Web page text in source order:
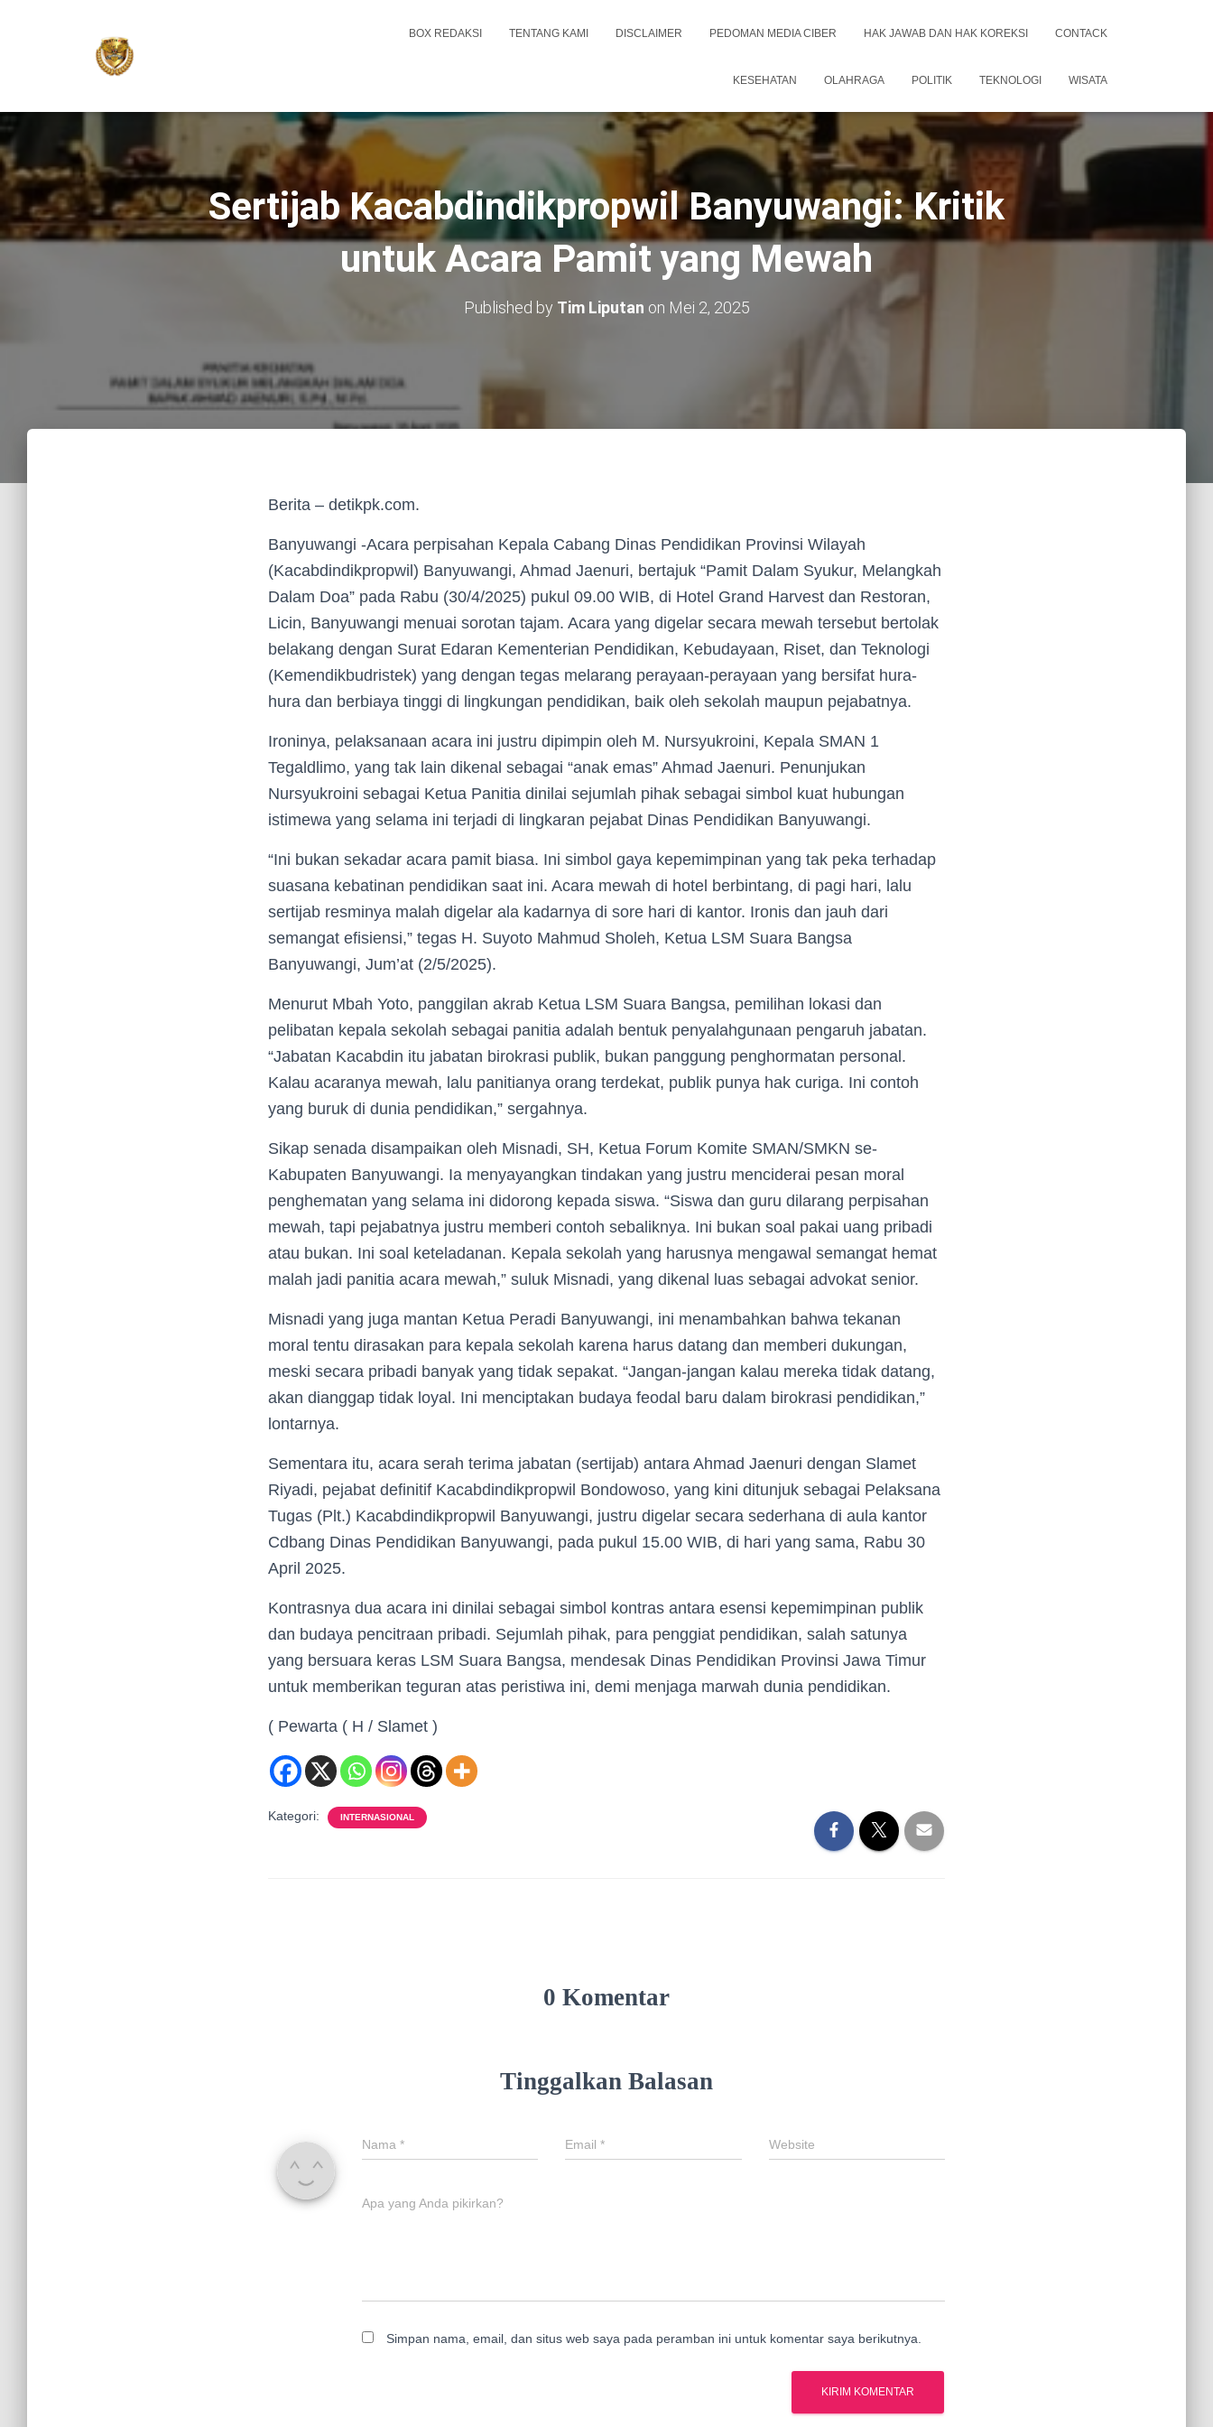
BOX REDAKSI TENTANG KAMI DISCLAIMER PEDOMAN MEDIA CIBER HAK JAWAB DAN HAK KOREKSI CONTACK
KESEHATAN OLAHRAGA POLITIK TEKNOLOGI WISATA
Sertijab Kacabdindikpropwil Banyuwangi: Kritik
untuk Acara Pamit yang Mewah
Published by Tim Liputan on Mei 2, 2025
Berita – detikpk.com.
Banyuwangi -Acara perpisahan Kepala Cabang Dinas Pendidikan Provinsi Wilayah
(Kacabdindikpropwil) Banyuwangi, Ahmad Jaenuri, bertajuk “Pamit Dalam Syukur, Melangkah
Dalam Doa” pada Rabu (30/4/2025) pukul 09.00 WIB, di Hotel Grand Harvest dan Restoran,
Licin, Banyuwangi menuai sorotan tajam. Acara yang digelar secara mewah tersebut bertolak
belakang dengan Surat Edaran Kementerian Pendidikan, Kebudayaan, Riset, dan Teknologi
(Kemendikbudristek) yang dengan tegas melarang perayaan-perayaan yang bersifat hura-
hura dan berbiaya tinggi di lingkungan pendidikan, baik oleh sekolah maupun pejabatnya.
Ironinya, pelaksanaan acara ini justru dipimpin oleh M. Nursyukroini, Kepala SMAN 1
Tegaldlimo, yang tak lain dikenal sebagai “anak emas” Ahmad Jaenuri. Penunjukan
Nursyukroini sebagai Ketua Panitia dinilai sejumlah pihak sebagai simbol kuat hubungan
istimewa yang selama ini terjadi di lingkaran pejabat Dinas Pendidikan Banyuwangi.
“Ini bukan sekadar acara pamit biasa. Ini simbol gaya kepemimpinan yang tak peka terhadap
suasana kebatinan pendidikan saat ini. Acara mewah di hotel berbintang, di pagi hari, lalu
sertijab resminya malah digelar ala kadarnya di sore hari di kantor. Ironis dan jauh dari
semangat efisiensi,” tegas H. Suyoto Mahmud Sholeh, Ketua LSM Suara Bangsa
Banyuwangi, Jum’at (2/5/2025).
Menurut Mbah Yoto, panggilan akrab Ketua LSM Suara Bangsa, pemilihan lokasi dan
pelibatan kepala sekolah sebagai panitia adalah bentuk penyalahgunaan pengaruh jabatan.
“Jabatan Kacabdin itu jabatan birokrasi publik, bukan panggung penghormatan personal.
Kalau acaranya mewah, lalu panitianya orang terdekat, publik punya hak curiga. Ini contoh
yang buruk di dunia pendidikan,” sergahnya.
Sikap senada disampaikan oleh Misnadi, SH, Ketua Forum Komite SMAN/SMKN se-
Kabupaten Banyuwangi. Ia menyayangkan tindakan yang justru menciderai pesan moral
penghematan yang selama ini didorong kepada siswa. “Siswa dan guru dilarang perpisahan
mewah, tapi pejabatnya justru memberi contoh sebaliknya. Ini bukan soal pakai uang pribadi
atau bukan. Ini soal keteladanan. Kepala sekolah yang harusnya mengawal semangat hemat
malah jadi panitia acara mewah,” suluk Misnadi, yang dikenal luas sebagai advokat senior.
Misnadi yang juga mantan Ketua Peradi Banyuwangi, ini menambahkan bahwa tekanan
moral tentu dirasakan para kepala sekolah karena harus datang dan memberi dukungan,
meski secara pribadi banyak yang tidak sepakat. “Jangan-jangan kalau mereka tidak datang,
akan dianggap tidak loyal. Ini menciptakan budaya feodal baru dalam birokrasi pendidikan,”
lontarnya.
Sementara itu, acara serah terima jabatan (sertijab) antara Ahmad Jaenuri dengan Slamet
Riyadi, pejabat definitif Kacabdindikpropwil Bondowoso, yang kini ditunjuk sebagai Pelaksana
Tugas (Plt.) Kacabdindikpropwil Banyuwangi, justru digelar secara sederhana di aula kantor
Cdbang Dinas Pendidikan Banyuwangi, pada pukul 15.00 WIB, di hari yang sama, Rabu 30
April 2025.
Kontrasnya dua acara ini dinilai sebagai simbol kontras antara esensi kepemimpinan publik
dan budaya pencitraan pribadi. Sejumlah pihak, para penggiat pendidikan, salah satunya
yang bersuara keras LSM Suara Bangsa, mendesak Dinas Pendidikan Provinsi Jawa Timur
untuk memberikan teguran atas peristiwa ini, demi menjaga marwah dunia pendidikan.
( Pewarta ( H / Slamet )
Kategori: INTERNASIONAL
0 Komentar
Tinggalkan Balasan
Nama * Email* Website
Apa yang Anda pikirkan?
Simpan nama, email, dan situs web saya pada peramban ini untuk komentar saya berikutnya.